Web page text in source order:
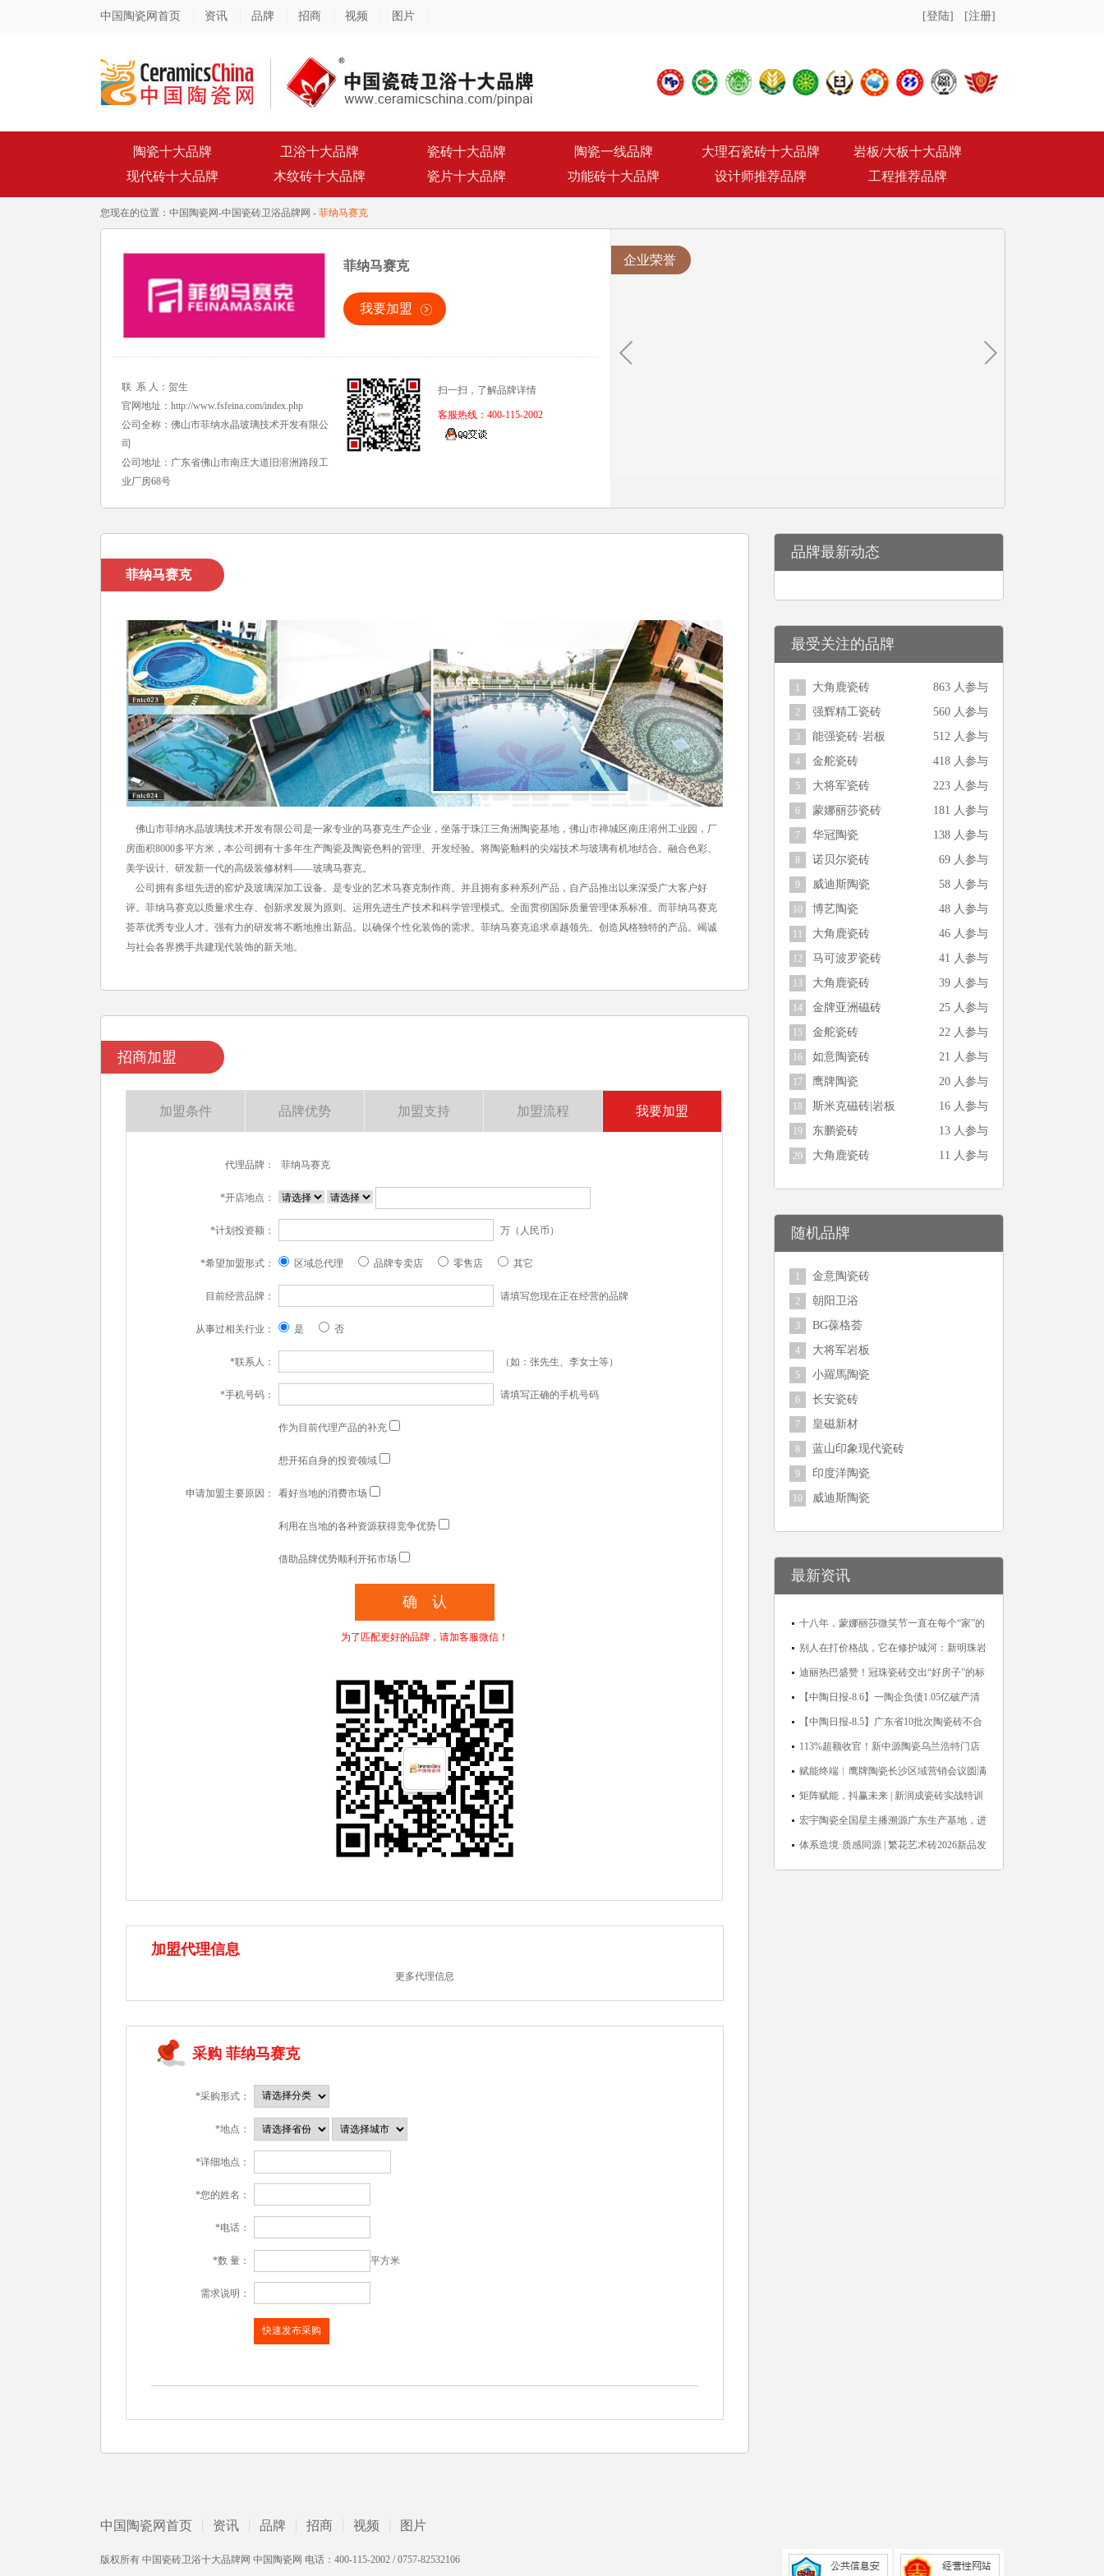
中国陶瓷网首页 资讯 品牌 招商 视频 图片 [登陆] [注册]
陶瓷十大品牌 卫浴十大品牌 瓷砖十大品牌 陶瓷一线品牌 大理石瓷砖十大品牌
岩板/大板十大品牌
现代砖十大品牌
木纹砖十大品牌 瓷片十大品牌 功能砖十大品牌 设计师推荐品牌 工程推荐品牌
您现在的位置： 中国陶瓷网-中国瓷砖卫浴品牌网 - 菲纳马赛克
菲纳马赛克
我要加盟
联 系 人：贺生
官网地址： http://www.fsfeina.com/index.php
公司全称：佛山市菲纳水晶玻璃技术开发有限公
司
公司地址：广东省佛山市南庄大道旧溶洲路段工
业厂房68号
扫一扫，了解品牌详情
客服热线：400-115-2002
企业荣誉
菲纳马赛克
佛山市菲纳水晶玻璃技术开发有限公司是一家专业的马赛克生产企业，坐落于珠江三角洲陶瓷基地，佛山市禅城区南庄溶州工业园，厂
房面积8000多平方米，本公司拥有十多年生产陶瓷及陶瓷色料的管理、开发经验。将陶瓷釉料的尖端技术与玻璃有机地结合。融合色彩、
美学设计、研发新一代的高级装修材料——玻璃马赛克。
公司拥有多组先进的窑炉及玻璃深加工设备。是专业的艺术马赛克制作商。并且拥有多种系列产品，自产品推出以来深受广大客户好
评。菲纳马赛克以质量求生存、创新求发展为原则。运用先进生产技术和科学管理模式。全面贯彻国际质量管理体系标准。而菲纳马赛克
荟萃优秀专业人才。强有力的研发将不断地推出新品。以确保个性化装饰的需求。菲纳马赛克追求卓越领先。创造风格独特的产品。竭诚
与社会各界携手共建现代装饰的新天地。
招商加盟
加盟条件 品牌优势 加盟支持 加盟流程 我要加盟
代理品牌： 菲纳马赛克
*开店地点：
*计划投资额： 万（人民币）
*希望加盟形式： 区域总代理 品牌专卖店 零售店 其它
目前经营品牌： 请填写您现在正在经营的品牌
从事过相关行业： 是 否
*联系人： （如：张先生、李女士等）
*手机号码： 请填写正确的手机号码
申请加盟主要原因：
作为目前代理产品的补充
想开拓自身的投资领域
看好当地的消费市场
利用在当地的各种资源获得竞争优势
借助品牌优势顺利开拓市场
为了匹配更好的品牌，请加客服微信！
加盟代理信息
更多代理信息
采购 菲纳马赛克
*采购形式：
*地点：
*详细地点：
*您的姓名：
*电话：
*数 量： 平方米
需求说明：
品牌最新动态
最受关注的品牌
1 大角鹿瓷砖 863 人参与
2 强辉精工瓷砖 560 人参与
3 能强瓷砖·岩板 512 人参与
4 金舵瓷砖 418 人参与
5 大将军瓷砖 223 人参与
6 蒙娜丽莎瓷砖 181 人参与
7 华冠陶瓷 138 人参与
8 诺贝尔瓷砖 69 人参与
9 威迪斯陶瓷 58 人参与
10 博艺陶瓷 48 人参与
11 大角鹿瓷砖 46 人参与
12 马可波罗瓷砖 41 人参与
13 大角鹿瓷砖 39 人参与
14 金牌亚洲磁砖 25 人参与
15 金舵瓷砖 22 人参与
16 如意陶瓷砖 21 人参与
17 鹰牌陶瓷 20 人参与
18 斯米克磁砖|岩板 16 人参与
19 东鹏瓷砖 13 人参与
20 大角鹿瓷砖 11 人参与
随机品牌
1 金意陶瓷砖
2 朝阳卫浴
3 BG葆格荟
4 大将军岩板
5 小羅馬陶瓷
6 长安瓷砖
7 皇磁新材
8 蓝山印象现代瓷砖
9 印度洋陶瓷
10 威迪斯陶瓷
最新资讯
十八年，蒙娜丽莎微笑节一直在每个“家”的
故事里
别人在打价格战，它在修护城河：新明珠岩
板的逆势密码
迪丽热巴盛赞！冠珠瓷砖交出“好房子”的标
准答卷
【中陶日报-8.6】一陶企负债1.05亿破产清
算；东鹏拟延长基金投资期限；工信部开展
建陶行业能效领跑者企业推荐工作
【中陶日报-8.5】广东省10批次陶瓷砖不合
格；科达购买特福国际股份申请未通过；蒙
娜丽莎5千万回购股份；建霖家居海外产能
突破18亿元
113%超额收官！新中源陶瓷乌兰浩特门店
周年活动圆满落幕
赋能终端︱鹰牌陶瓷长沙区域营销会议圆满
举行，共探渠道拓展与门店升级新路径
矩阵赋能，抖赢未来 | 新润成瓷砖实战特训
营成功举办，吹响品牌秋季营销冲锋号！
宏宇陶瓷全国星主播溯源广东生产基地，进
阶ROI长效变现新路径
体系造境·质感同源 | 繁花艺术砖2026新品发
布媒体见面会圆满举行
中国陶瓷网首页 资讯 品牌 招商 视频 图片
版权所有 中国瓷砖卫浴十大品牌网 中国陶瓷网 电话：400-115-2002 / 0757-82532106